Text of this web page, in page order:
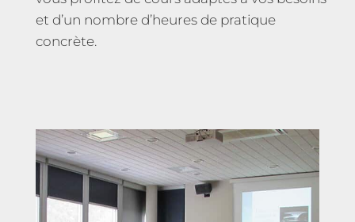
et d’un nombre d’heures de pratique
concrète.